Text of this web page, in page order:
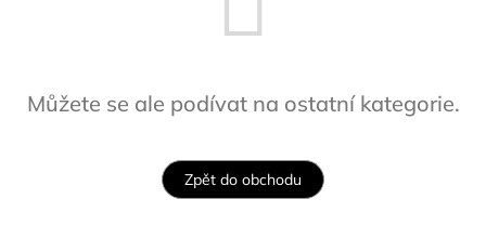
Můžete se ale podívat na ostatní kategorie.
Zpět do obchodu